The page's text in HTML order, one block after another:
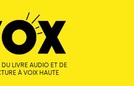
DU LIVRE AUDIO ET DE
À VOIX HAUTE